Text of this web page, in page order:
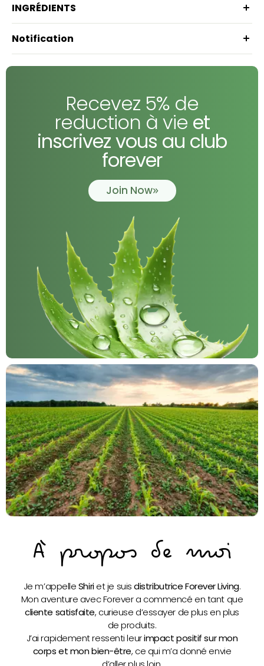
INGRÉDIENTS
Notification
Recevez 5% de
reduction à vie et
inscrivez vous au club
forever
Join Now
À propos de moi
Je m’appelleShiriet je suisdistributrice Forever Living.
Mon aventure avec Forever a commencé en tant que
cliente satisfaite, curieuse d’essayer de plus en plus
de produits.
J’ai rapidement ressenti leurimpact positif sur mon
corps et mon bien-être, ce qui m’a donné envie